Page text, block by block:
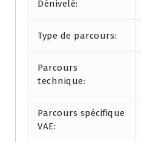
Dénivelé:
Type de parcours:
Parcours
technique:
Parcours spécifique
VAE: